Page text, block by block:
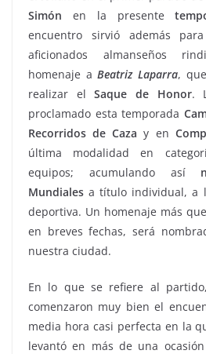
Simón en la presente
encuentro sirvió además
aficionados almanseños
homenaje aBeatriz Laparra,
realizar elSaque de Honor.
proclamado esta temporada
Recorridos de Caza y en
última modalidad en
equipos; acumulando así
Mundiales a título individual, a
deportiva. Un homenaje más
en breves fechas, será
nuestra ciudad.
En lo que se refiere al
comenzaron muy bien el
media hora casi perfecta en la
levantó en más de una